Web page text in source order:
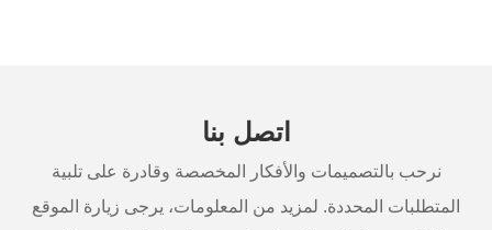
اتصل بنا
نرحب بالتصميمات والأفكار المخصصة وقادرة على تلبية
المتطلبات المحددة. لمزيد من المعلومات، يرجى زيارة الموقع